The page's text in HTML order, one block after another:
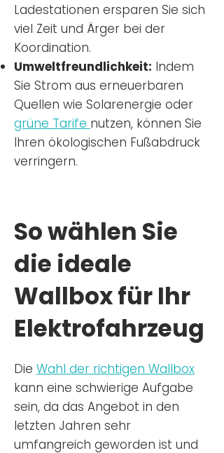
Ladestationen ersparen Sie sich
viel Zeit und Ärger bei der
Koordination.
Umweltfreundlichkeit: Indem
Sie Strom aus erneuerbaren
Quellen wie Solarenergie oder
grüne Tarife nutzen, können Sie
Ihren ökologischen Fußabdruck
verringern.
So wählen Sie
die ideale
Wallbox für Ihr
Elektrofahrzeug
Die Wahl der richtigen Wallbox
kann eine schwierige Aufgabe
sein, da das Angebot in den
letzten Jahren sehr
umfangreich geworden ist und